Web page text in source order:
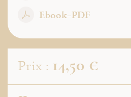
Ebook-PDF
Prix : 14,50 €